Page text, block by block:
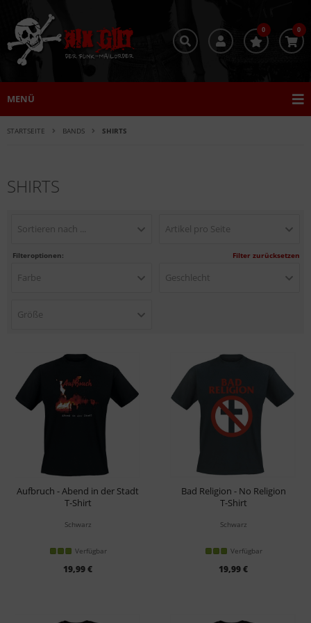
0 0
MENÜ
STARTSEITE BANDS SHIRTS
SHIRTS
Sortieren nach ... Artikel pro Seite
Filteroptionen: Filter zurücksetzen
Farbe Geschlecht
Größe
Aufbruch - Abend in der Stadt
T-Shirt
Schwarz
Verfügbar
19,99 €
Bad Religion - No Religion
T-Shirt
Schwarz
Verfügbar
19,99 €